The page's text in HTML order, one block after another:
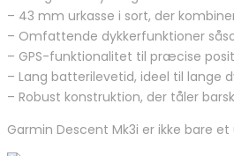
– 43 mm urkasse i sort, der
– Omfattende dykkerfunktioner
– GPS-funktionalitet til præcise
– Lang batterilevetid, ideel til lange
– Robust konstruktion, der tåler
Garmin Descent Mk3i er ikke bare